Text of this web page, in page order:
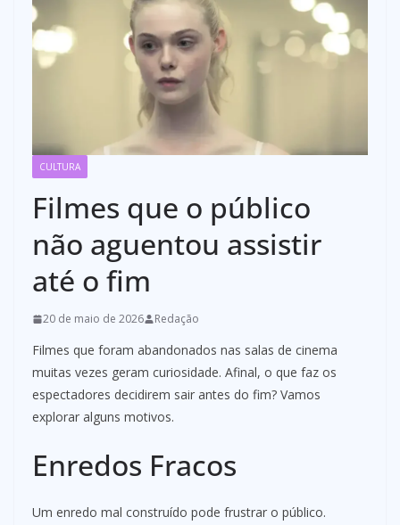
CULTURA
Filmes que o público
não aguentou assistir
até o fim
20 de maio de 2026 Redação
Filmes que foram abandonados nas salas de cinema
muitas vezes geram curiosidade. Afinal, o que faz os
espectadores decidirem sair antes do fim? Vamos
explorar alguns motivos.
Enredos Fracos
Um enredo mal construído pode frustrar o público.